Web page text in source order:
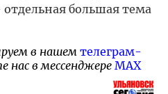
большая тема
в нашем телеграм-
нас в мессенджере MAX